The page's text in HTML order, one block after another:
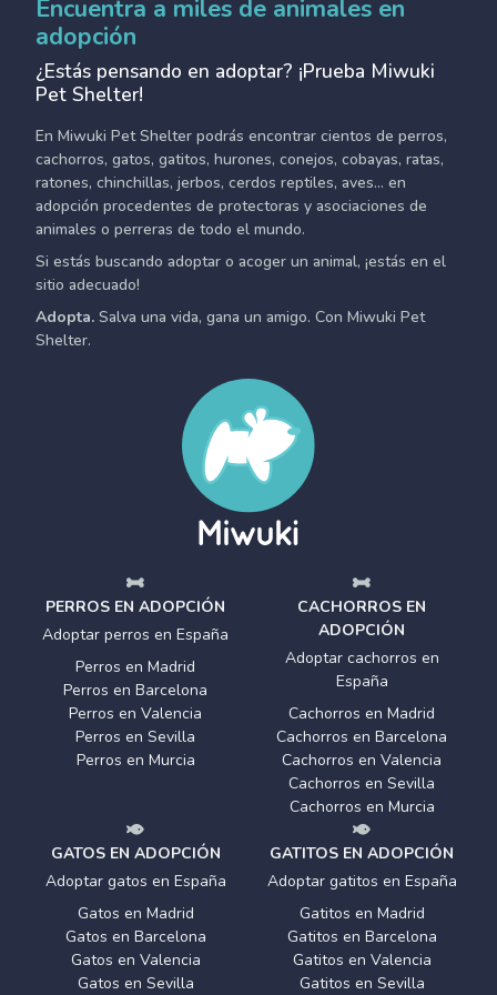
Encuentra a miles de animales en
adopción
¿Estás pensando en adoptar? ¡Prueba Miwuki
Pet Shelter!
En Miwuki Pet Shelter podrás encontrar cientos de perros,
cachorros, gatos, gatitos, hurones, conejos, cobayas, ratas,
ratones, chinchillas, jerbos, cerdos reptiles, aves... en
adopción procedentes de protectoras y asociaciones de
animales o perreras de todo el mundo.
Si estás buscando adoptar o acoger un animal, ¡estás en el
sitio adecuado!
Adopta. Salva una vida, gana un amigo. Con Miwuki Pet
Shelter.
PERROS EN ADOPCIÓN
Adoptar perros en España
Perros en Madrid
Perros en Barcelona
Perros en Valencia
Perros en Sevilla
Perros en Murcia
CACHORROS EN
ADOPCIÓN
Adoptar cachorros en
España
Cachorros en Madrid
Cachorros en Barcelona
Cachorros en Valencia
Cachorros en Sevilla
Cachorros en Murcia
GATOS EN ADOPCIÓN
Adoptar gatos en España
Gatos en Madrid
Gatos en Barcelona
Gatos en Valencia
Gatos en Sevilla
GATITOS EN ADOPCIÓN
Adoptar gatitos en España
Gatitos en Madrid
Gatitos en Barcelona
Gatitos en Valencia
Gatitos en Sevilla